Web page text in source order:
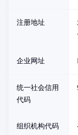
注册地址
企业网址
统一社会信用
代码
组织机构代码